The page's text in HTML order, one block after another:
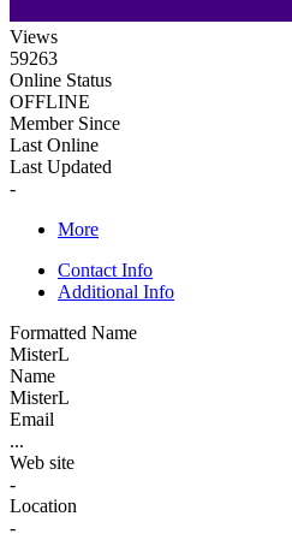
Views
59263
Online Status
OFFLINE
Member Since
Last Online
Last Updated
-
More
Contact Info
Additional Info
Formatted Name
MisterL
Name
MisterL
Email
...
Web site
-
Location
-